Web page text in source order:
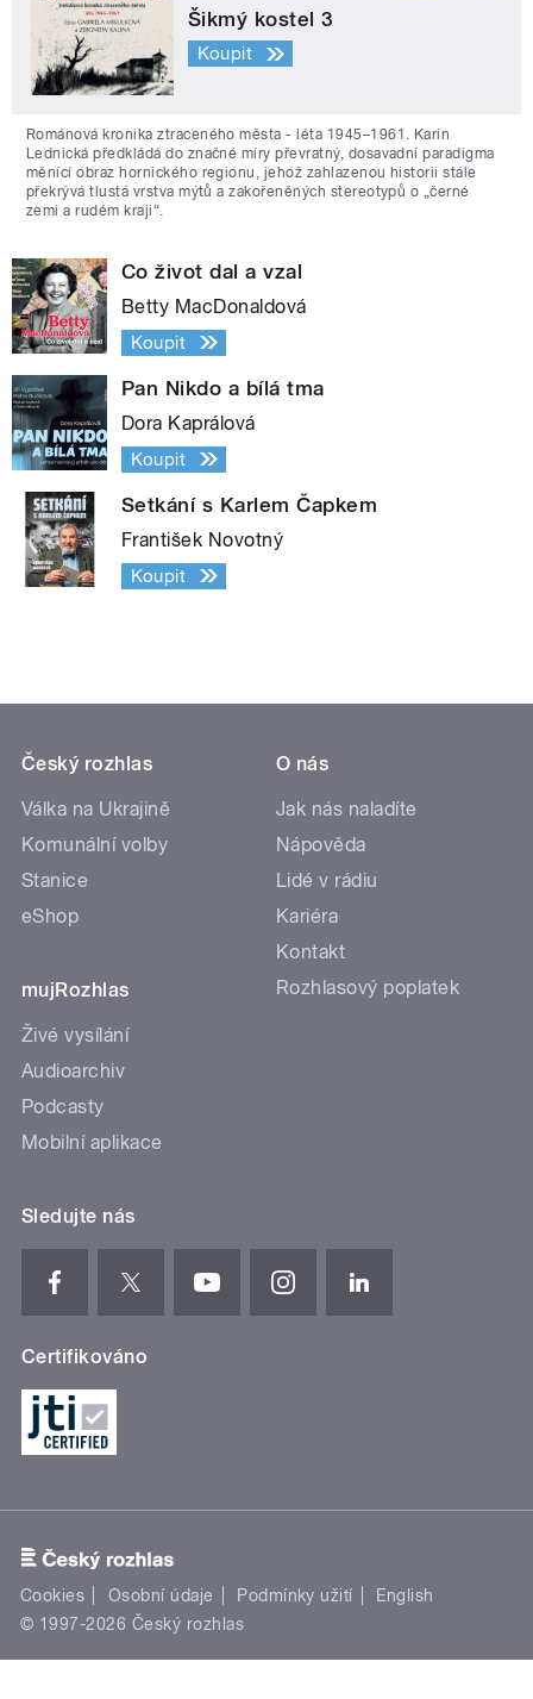
Šikmý kostel 3
Koupit
Románová kronika ztraceného města - léta 1945–1961. Karin
Lednická předkládá do značné míry převratný, dosavadní paradigma
měnící obraz hornického regionu, jehož zahlazenou historii stále
překrývá tlustá vrstva mýtů a zakořeněných stereotypů o „černé
zemi a rudém kraji“.
Co život dal a vzal
Betty MacDonaldová
Koupit
Pan Nikdo a bílá tma
Dora Kaprálová
Koupit
Setkání s Karlem Čapkem
František Novotný
Koupit
Český rozhlas
Válka na Ukrajině
Komunální volby
Stanice
eShop
mujRozhlas
Živé vysílání
Audioarchiv
Podcasty
Mobilní aplikace
O nás
Jak nás naladíte
Nápověda
Lidé v rádiu
Kariéra
Kontakt
Rozhlasový poplatek
Sledujte nás
Certifikováno
Cookies Osobní údaje Podmínky užití
English
© 1997-2026 Český rozhlas